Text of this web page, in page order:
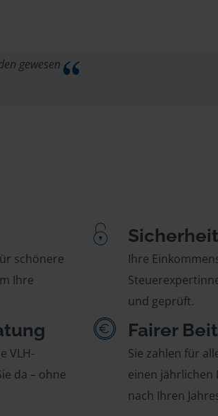
gewesen
schönere
Ihre
Sicherheit
Ihre
und geprüft.
VLH-
da – ohne
Fairer
Sie zahlen für
einen jährlichen
nach Ihren